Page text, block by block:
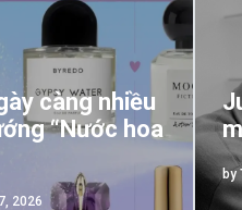
càng nhiều
“Nước hoa
2026
by